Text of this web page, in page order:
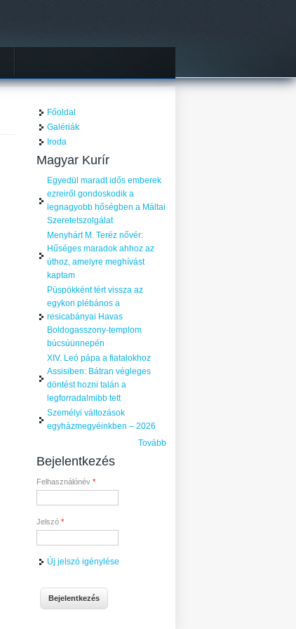
Főoldal
Galériák
Iroda
Magyar Kurír
Egyedül maradt idős emberek
ezreiről gondoskodik a
legnagyobb hőségben a Máltai
Szeretetszolgálat
Menyhárt M. Teréz nővér:
Hűséges maradok ahhoz az
úthoz, amelyre meghívást
kaptam
Püspökként tért vissza az
egykori plébános a
resicabányai Havas
Boldogasszony-templom
búcsúünnepén
XIV. Leó pápa a fiatalokhoz
Assisiben: Bátran végleges
döntést hozni talán a
legforradalmibb tett
Személyi változások
egyházmegyéinkben – 2026
Tovább
Bejelentkezés
Felhasználónév *
Jelszó *
Új jelszó igénylése